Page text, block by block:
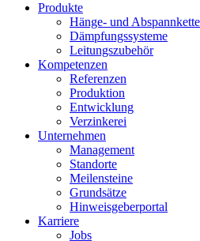
Produkte
Hänge- und
Dämpfungssysteme
Leitungszubehör
Kompetenzen
Referenzen
Produktion
Entwicklung
Verzinkerei
Unternehmen
Management
Standorte
Meilensteine
Grundsätze
Hinweisgeberportal
Karriere
Jobs